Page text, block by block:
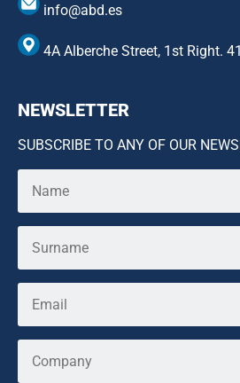
info@abd.es
4A Alberche Street, 1st Right.
NEWSLETTER
SUBSCRIBE TO ANY OF OUR